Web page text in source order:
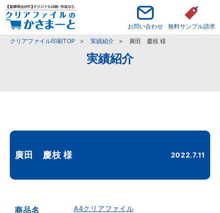
お問い合わせ
無料サンプル請求
クリアファイル印刷TOP
実績紹介 廣田 慶枝 様
実績紹介
廣田 慶枝 様 2022.7.11
商品名 A4クリアファイル